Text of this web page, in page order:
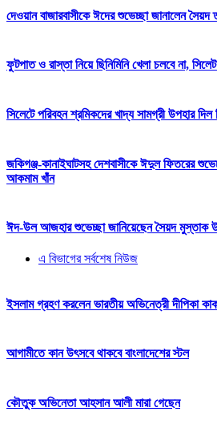
দেওয়ান বাজারবাসীকে ঈদের শুভেচ্ছা জানালেন
ফুটপাত ও রাস্তা নিয়ে ছিনিমিনি খেলা চলবে না,
সিলেটে পরিবহন শ্রমিকদের খাদ্য সামগ্রী উপহার দিল
জকিগঞ্জ-কানাইঘাটসহ দেশবাসীকে ঈদুল ফিতরের
আকমাম খাঁন
ঈদ-উল আজহার শুভেচ্ছা জানিয়েছেন সৈয়দ মুস্তাক
এ বিভাগের সর্বশেষ নিউজ
ইসলাম গ্রহণ করলেন ভারতীয় অভিনেত্রী দীপিকা
আগামীতে কান উৎসবে থাকবে বাংলাদেশের স্টল
কৌতুক অভিনেতা আহসান আলী মারা গেছেন